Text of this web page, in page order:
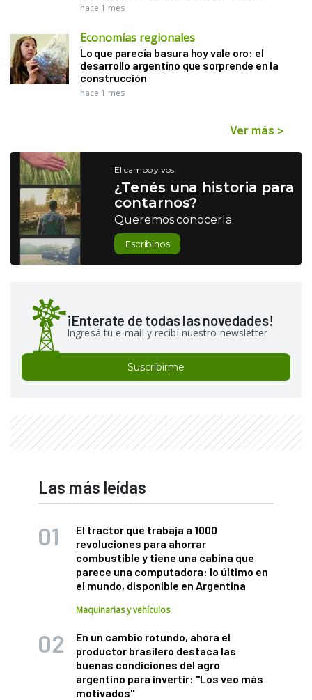
hace 1 mes
Economías regionales
Lo que parecía basura hoy vale oro: el
desarrollo argentino que sorprende en la
construcción
hace 1 mes
Ver más >
El campo y vos
¿Tenés una historia para
contarnos?
Queremos conocerla
Escribinos
¡Enterate de todas las novedades!
Ingresá tu e-mail y recibí nuestro newsletter
Suscribirme
Las más leídas
El tractor que trabaja a 1000
revoluciones para ahorrar
combustible y tiene una cabina que
parece una computadora: lo último en
el mundo, disponible en Argentina
Maquinarias y vehículos
En un cambio rotundo, ahora el
productor brasilero destaca las
buenas condiciones del agro
argentino para invertir: "Los veo más
motivados"